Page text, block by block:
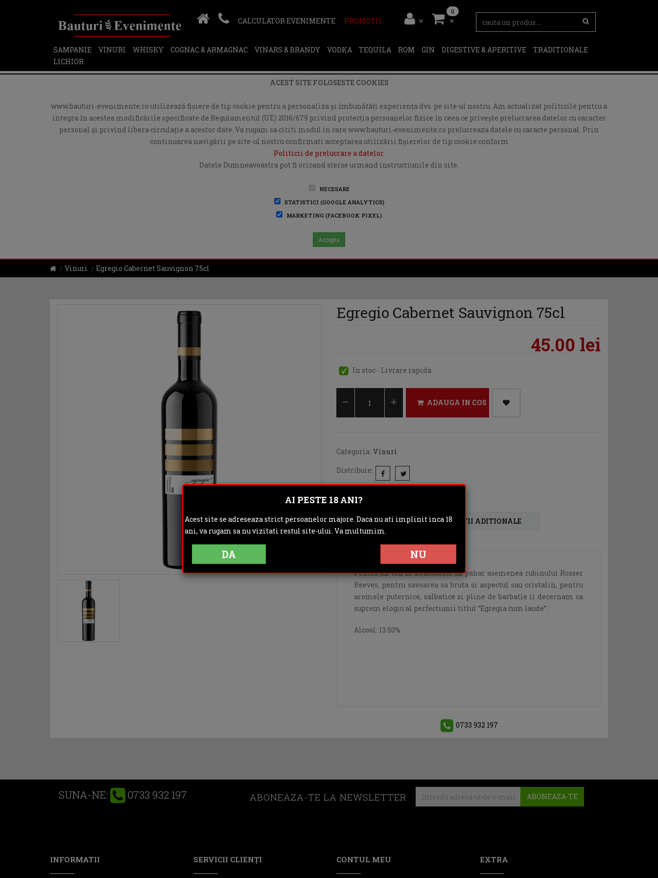
CALCULATOR EVENIMENTE PROMOTII
0
SAMPANIE VINURI WHISKY COGNAC & ARMAGNAC VINARS & BRANDY VODKA TEQUILA ROM GIN DIGESTIVE & APERITIVE
TRADITIONALE
LICHIOR
ACEST SITE FOLOSESTE COOKIES
www.bauturi-evenimente.ro utilizează fişiere de tip cookie pentru a personaliza și îmbunătăți experiența dvs. pe site-ul nostru. Am actualizat politicile pentru a
integra în acestea modificările specificate de Regulamentul (UE) 2016/679 privind protecția persoanelor fizice în ceea ce privește prelucrarea datelor cu caracter
personal și privind libera circulație a acestor date. Va rugam sa cititi modul in care www.bauturi-evenimente.ro prelucreaza datele cu caracte personal. Prin
continuarea navigării pe site-ul nostru confirmati acceptarea utilizării fişierelor de tip cookie conform
Politicii de prelucrare a datelor.
Datele Dumneavoastra pot fi oricand sterse urmand instructiunile din site.
NECESARE
STATISTICI (GOOGLE ANALYTICS)
MARKETING (FACEBOOK PIXEL)
Accepta
Vinuri Egregio Cabernet Sauvignon 75cl
Egregio Cabernet Sauvignon 75cl
45.00 lei
In stoc - Livrare rapida
ADAUGA IN COS
Categoria: Vinuri
Distribuie:
Rating:
DESCRIERE INFORMATII ADITIONALE
Pentru un vin ce straluceste in pahar asemenea rubinului Rosser
Reeves, pentru savoarea sa bruta si aspectul sau cristalin, pentru
aromele puternice, salbatice si pline de barbatie ii decernam ca
suprem elogiu al perfectiunii titlul “Egregia cum laude”.
Alcool: 13.50%
0733 932 197
SUNA-NE: 0733 932 197 ABONEAZA-TE LA NEWSLETTER ABONEAZA-TE
INFORMATII SERVICII CLIENŢI CONTUL MEU EXTRA
AI PESTE 18 ANI?
Acest site se adreseaza strict persoanelor majore. Daca nu ati implinit inca 18
ani, va rugam sa nu vizitati restul site-ului. Va multumim.
DA NU